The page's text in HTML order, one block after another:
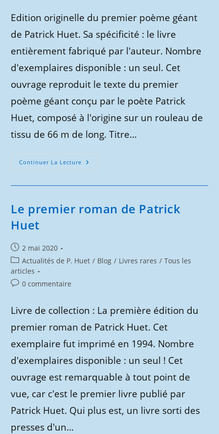
Edition originelle du premier poème géant
de Patrick Huet. Sa spécificité : le livre
entièrement fabriqué par l'auteur. Nombre
d'exemplaires disponible : un seul. Cet
ouvrage reproduit le texte du premier
poème géant conçu par le poète Patrick
Huet, composé à l'origine sur un rouleau de
tissu de 66 m de long. Titre…
Continuer La Lecture Sur
Les
Édition.
Le premier roman de Patrick
Huet
Publication
publiée :
2 mai 2020
Post
category:
Actualités de P. Huet / Blog / Livres rares / Tous les
articles
Commentaires
publication :
0 commentaire
Livre de collection : La première édition du
premier roman de Patrick Huet. Cet
exemplaire fut imprimé en 1994. Nombre
d'exemplaires disponible : un seul ! Cet
ouvrage est remarquable à tout point de
vue, car c'est le premier livre publié par
Patrick Huet. Qui plus est, un livre sorti des
presses d'un…